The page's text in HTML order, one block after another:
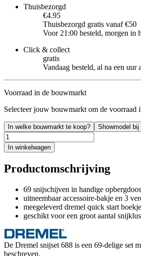
Thuisbezorgd
€4.95
Thuisbezorgd gratis vanaf €50
Voor 21:00 besteld, morgen in
Click & collect
gratis
Vandaag besteld, al na een
Voorraad in de bouwmarkt
Selecteer jouw bouwmarkt om de voorraad
In welke bouwmarkt te koop? Showmodel bij
In winkelwagen
Productomschrijving
69 snijschijven in handige
uitneembaar accessoire-bakje en 3
meegeleverd dremel quick start
geschikt voor een groot aantal
De Dremel snijset 688 is een 69-delige set
beschreven.